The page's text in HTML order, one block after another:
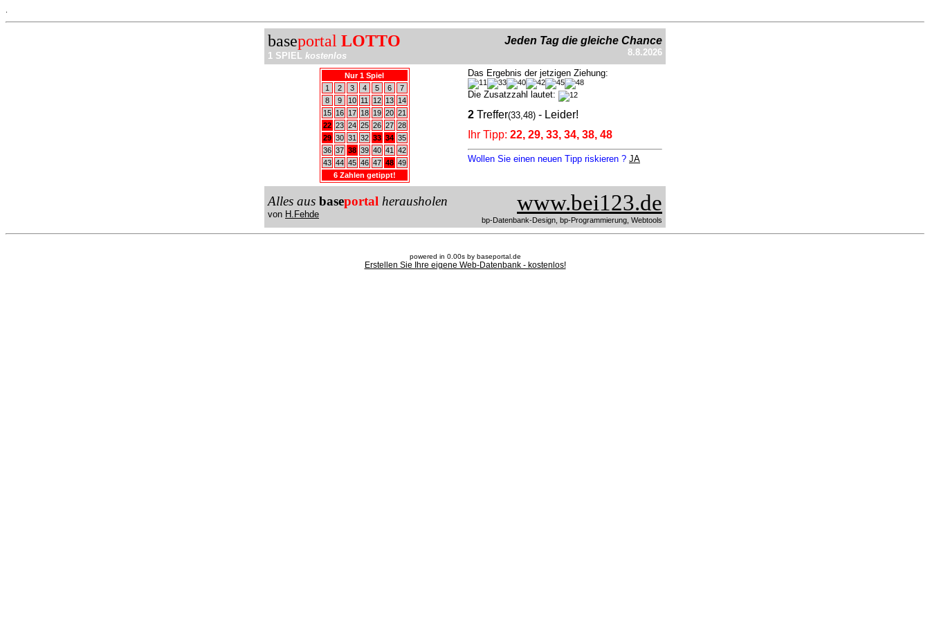
baseportal LOTTO
1 SPIEL kostenlos
Jeden Tag die gleiche Chance
8.8.2026
Nur 1 Spiel
1
2 3 4 5 6
7
8
9 10 11 12 13
14
15
16 17 18 19 20 21
22 23 24 25 26 27 28
29 30 31 32 33 34 35
36 37 38 39 40 41
42
43 44 45 46 47 48 49
6 Zahlen getippt!
Das Ergebnis der jetzigen Ziehung:
Die Zusatzzahl lautet:
2 Treffer(33,48) - Leider!
Ihr Tipp: 22, 29, 33, 34, 38, 48
Wollen Sie einen neuen Tipp riskieren ? JA
Alles aus baseportal herausholen
von H.Fehde www.bei123.de
bp-Datenbank-Design, bp-Programmierung, Webtools
powered in 0.00s by baseportal.de
Erstellen Sie Ihre eigene Web-Datenbank - kostenlos!